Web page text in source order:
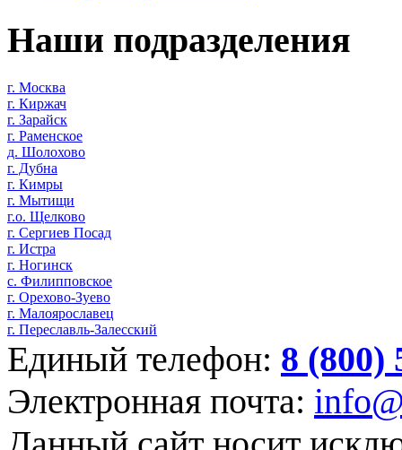
Наши подразделения
г. Москва
г. Киржач
г. Зарайск
г. Раменское
д. Шолохово
г. Дубна
г. Кимры
г. Мытищи
г.о. Щелково
г. Сергиев Посад
г. Истра
г. Ногинск
с. Филипповское
г. Орехово-Зуево
г. Малоярославец
г. Переславль-Залесский
Единый телефон: 8 (800)
Электронная почта: